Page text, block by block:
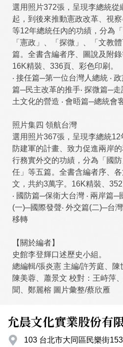
選用照片372張，呈現李總統從
起，到後來推動憲政改革、視
等12年總統任內的功績，分為
「憲政」、「探微」、「文教
篇。全書含編者序、圖說及附錄
16K精裝、336頁、彩色印刷。
‧ 接任篇─第一位台灣人總統 ‧
篇─民主改革的推手‧ 探微篇─
土文化的營造 ‧ 會晤篇─總統會
照片集四 領航台灣
選用照片367張，呈現李總統12
防建軍的計畫、致力促進兩岸
行務實外交的功績，分為「國
任」等五篇。全書含編者序、
文，共約3萬字。16K精裝、352
‧ 國防篇─保衛大台灣 ‧ 兩岸篇─
(一)─國際發聲‧ 外交篇(二)─台
移轉
【關於編者】
史館李登輝口述歷史小組。
總編輯/張炎憲 主編/許芳庭、陳
陳美蓉、蕭景文 校對：王峙萍
聞、鄭麗榕 圖片彙整/蔡欣雁
允晨文化實業股份有
103 台北市大同區民樂街